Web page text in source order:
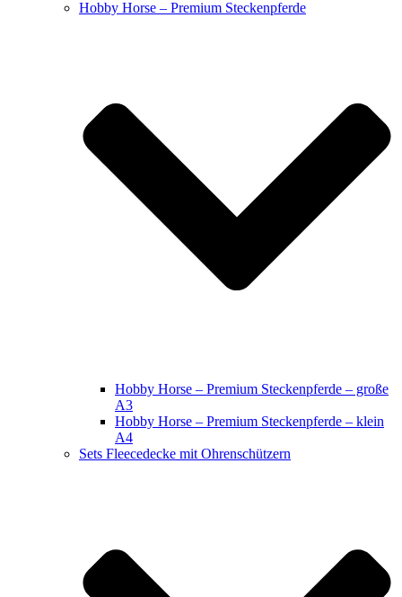
Hobby Horse – Premium Steckenpferde
Hobby Horse – Premium Steckenpferde – große
A3
Hobby Horse – Premium Steckenpferde – klein
A4
Sets Fleecedecke mit Ohrenschützern